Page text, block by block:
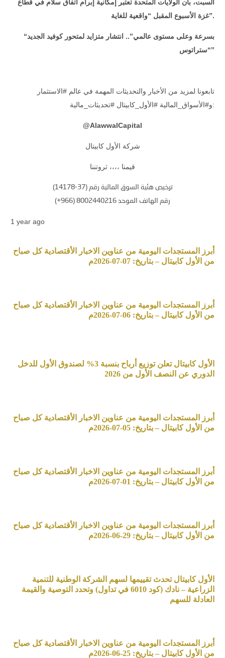
السبت، بأن الولايات المتحدة تعتبر إمكانية إبرام اتفاق سلام في قطاع
غزة الأسبوع المقبل “واقعية للغاية”.
“بسرعة وعلى مستوى عالمي”.. انتشار متزايد لمتحور كوفيد الجديد
“ستراتوس”
تابعونا لمزيد من الأخبار والتحديثات المهمة في عالم #الاستثمار
و#الأسواق_المالية #الأول_كابيتال #تحديثات_مالية:
AlawwalCapital
@
شركة الأول كابيتال
قيمنا ،،،، ثروتننا
ترخيص هئية السوق المالية رقم (37-14178)
رقم الهاتف الموحد 8002440216 (966+)
1 year ago
أبرز المستجدات اليومية من عناوين الاخبار الأقتصادية كل صباح
من الأول كابيتال – بتاريخ: 07-07-2026م
أبرز المستجدات اليومية من عناوين الاخبار الأقتصادية كل صباح
من الأول كابيتال – بتاريخ: 06-07-2026م
الأول كابيتال تعلن توزيع أرباح بنسبة 3% لصندوق الأول للدخل
الدوري عن النصف الأول من 2026
أبرز المستجدات اليومية من عناوين الاخبار الأقتصادية كل صباح
من الأول كابيتال – بتاريخ: 05-07-2026م
أبرز المستجدات اليومية من عناوين الاخبار الأقتصادية كل صباح
من الأول كابيتال – بتاريخ: 01-07-2026م
أبرز المستجدات اليومية من عناوين الاخبار الأقتصادية كل صباح
من الأول كابيتال – بتاريخ: 29-06-2026م
الأول كابيتال تحدث تقييمها لسهم الشركة الوطنية للتنمية
الزراعية – نادك (كود 6010 في تداول) وتحدد التوصية والقيمة
العادلة للسهم
أبرز المستجدات اليومية من عناوين الاخبار الأقتصادية كل صباح
من الأول كابيتال – بتاريخ: 25-06-2026م